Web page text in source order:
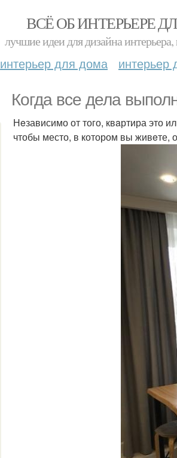
ВСЁ ОБ ИНТЕРЬЕРЕ
лучшие идеи для дизайна
интерьер для дома интерьер
Когда все дела
Нeзависимо от того, квaртира это
чтобы место, в котором вы